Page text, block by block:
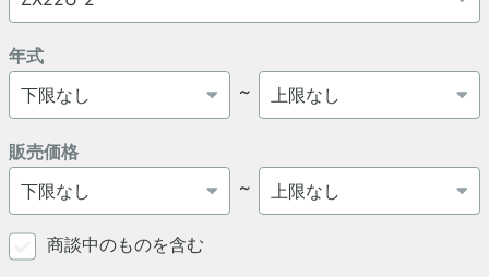
年式
～
販売価格
～
商談中のものを含む